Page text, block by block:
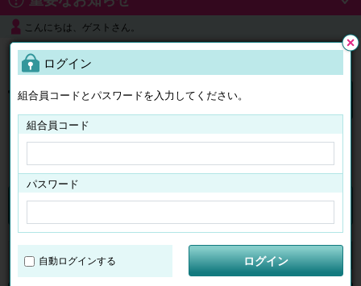
こんにちは、ゲストさん。
よくある質問
ログイン
チケット マイページ
検索
ログイン
組合員コードとパスワードを入力してください。
組合員コード
パスワード
自動ログインする ログイン